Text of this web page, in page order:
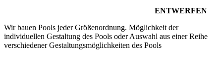
ENTWERFEN
Wir bauen Pools jeder Größenordnung. Möglichkeit der
individuellen Gestaltung des Pools oder Auswahl aus einer Reihe
verschiedener Gestaltungsmöglichkeiten des Pools